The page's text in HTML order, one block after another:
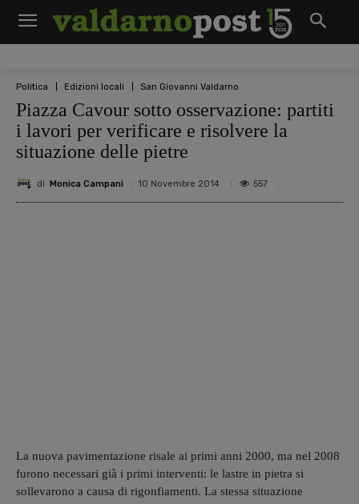
Politica Edizioni locali San Giovanni Valdarno
Piazza Cavour sotto osservazione: partiti
i lavori per verificare e risolvere la
situazione delle pietre
di Monica Campani 10 Novembre 2014 557
La nuova pavimentazione risale ai primi anni 2000, ma nel 2008
furono necessari già i primi interventi: le lastre in pietra si
sollevarono a causa di rigonfiamenti. La stessa situazione